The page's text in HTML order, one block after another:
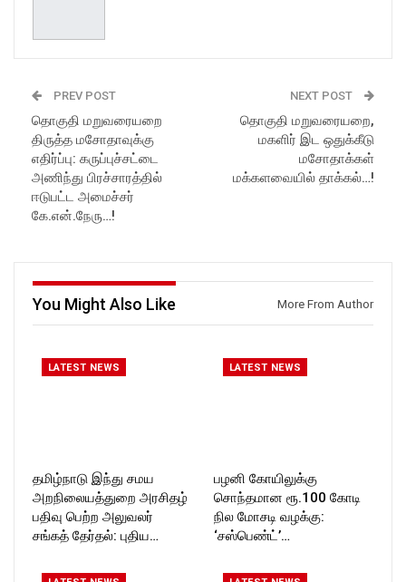
PREV POST
தொகுதி மறுவரையறை
திருத்த மசோதாவுக்கு
எதிர்ப்பு: கருப்புச்சட்டை
அணிந்து பிரச்சாரத்தில்
ஈடுபட்ட அமைச்சர்
கே.என்.நேரு…!
NEXT POST
தொகுதி மறுவரையறை,
மகளிர் இட ஒதுக்கீடு
மசோதாக்கள்
மக்களவையில் தாக்கல்…!
You Might Also Like More From Author
LATEST NEWS
தமிழ்நாடு இந்து சமய
அறநிலையத்துறை அரசிதழ்
பதிவு பெற்ற அலுவலர்
சங்கத் தேர்தல்: புதிய…
LATEST NEWS
பழனி கோயிலுக்கு
சொந்தமான ரூ.100 கோடி
நில மோசடி வழக்கு:
‘சஸ்பெண்ட்’…